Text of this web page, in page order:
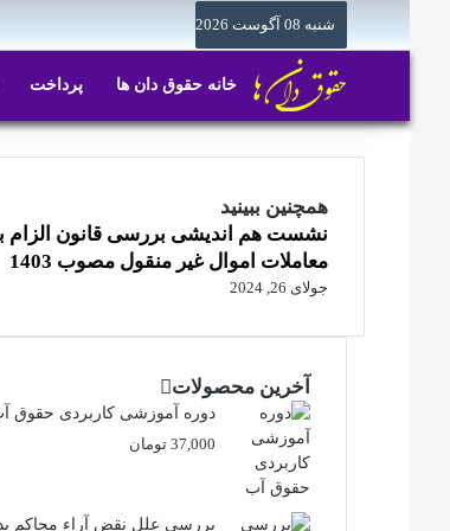
شنبه 08 آگوست 2026
خانه حقوق دان ها پرداخت
همچنین ببینید
بستن
نشست هم اندیشی بررسی قانون الزام
معاملات اموال غیر منقول مصوب 1403
جولای 26, 2024
آخرین محصولات
دوره آموزشی کاربردی حقوق
37,000 تومان
بررسی علل نقض آراء محاکم